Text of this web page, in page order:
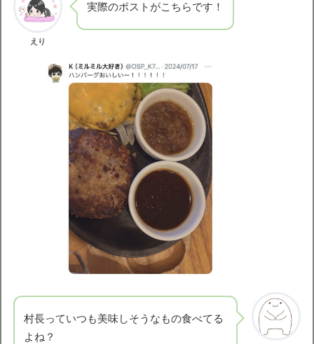
えり
実際のポストがこちらです！
村長っていつも美味しそうなもの食べてる
よね？